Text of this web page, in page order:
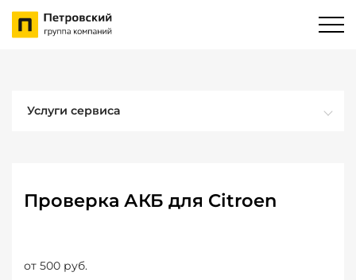
Услуги сервиса
Проверка АКБ для Citroen
от 500 руб.